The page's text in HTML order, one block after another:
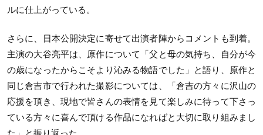
ルに仕上がっている。
さらに、日本公開決定に寄せて出演者陣からコメントも到着。
主演の大谷亮平は、原作について「父と母の気持ち、自分が今
の歳になったからこそより沁みる物語でした」と語り、原作と
同じ倉吉市で行われた撮影については、「倉吉の方々に沢山の
応援を頂き、現地で皆さんの表情を見て楽しみに待って下さっ
ている方々に喜んで頂ける作品になればと大切に取り組みまし